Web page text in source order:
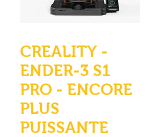
CREALITY -
ENDER-3 S1
PRO - ENCORE
PLUS
PUISSANTE